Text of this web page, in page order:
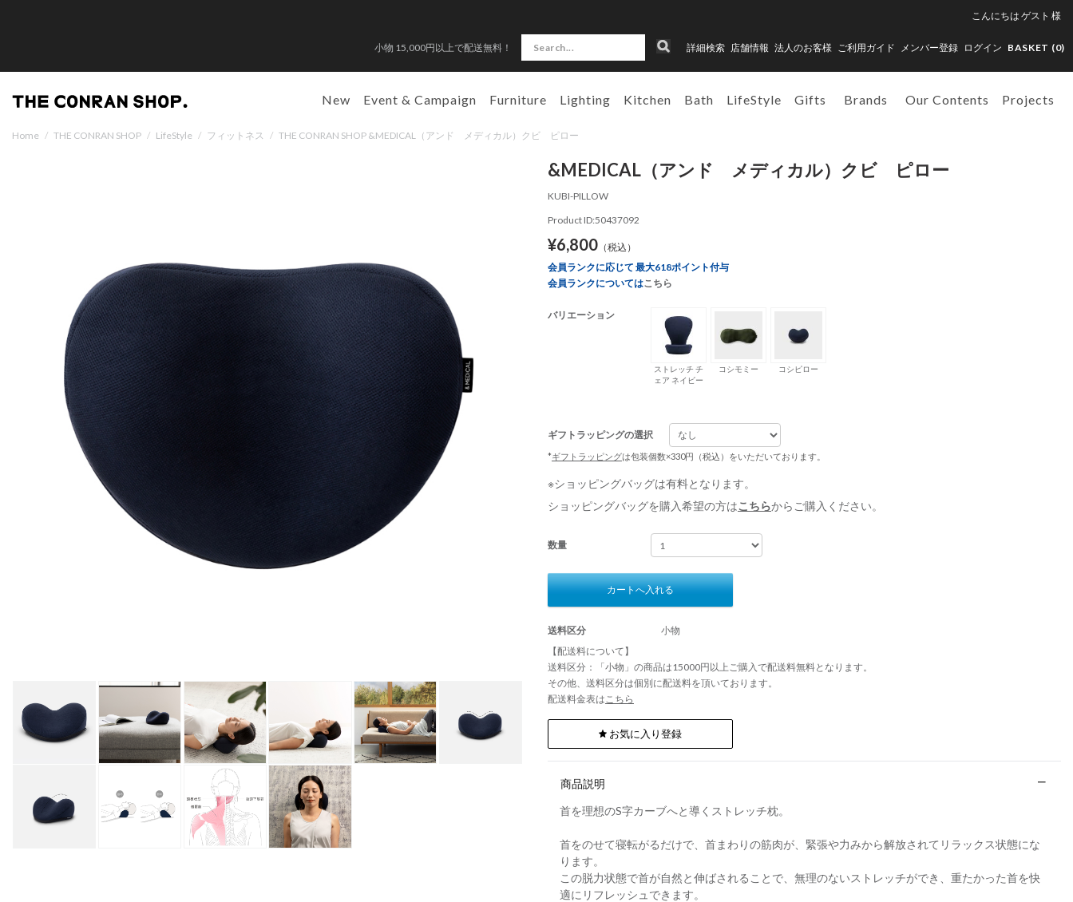
こんにちは ゲスト 様
小物 15,000円以上で配送無料！ 詳細検索 店舗情報 法人のお客様 ご利用ガイド メンバー登録 ログイン BASKET (0)
New Event & Campaign Furniture Lighting Kitchen Bath LifeStyle Gifts Brands Our Contents Projects
Home / THE CONRAN SHOP / LifeStyle / フィットネス / THE CONRAN SHOP &MEDICAL（アンド メディカル）クビ ピロー
&MEDICAL（アンド メディカル）クビ ピロー
KUBI-PILLOW
Product ID:50437092
¥6,800（税込）
会員ランクに応じて 最大618ポイント付与
会員ランクについてはこちら
バリエーション
ストレッチ チ
ェア ネイビー
コシモミー コシピロー
ギフトラッピングの選択
*ギフトラッピングは包装個数×330円（税込）をいただいております。
※ショッピングバッグは有料となります。
ショッピングバッグを購入希望の方はこちらからご購入ください。
数量
カートへ入れる
送料区分
小物
【配送料について】
送料区分：「小物」の商品は15000円以上ご購入で配送料無料となります。
その他、送料区分は個別に配送料を頂いております。
配送料金表はこちら
お気に入り登録
商品説明
首を理想のS字カーブへと導くストレッチ枕。
首をのせて寝転がるだけで、首まわりの筋肉が、緊張や力みから解放されてリラックス状態にな
ります。
この脱力状態で首が自然と伸ばされることで、無理のないストレッチができ、重たかった首を快
適にリフレッシュできます。